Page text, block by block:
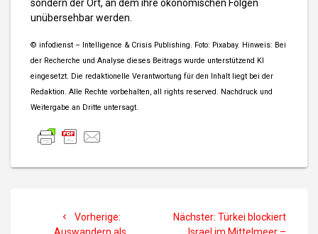
sondern der Ort, an dem ihre ökonomischen Folgen
unübersehbar werden.
© infodienst – Intelligence & Crisis Publishing. Foto: Pixabay. Hinweis: Bei
der Recherche und Analyse dieses Beitrags wurde unterstützend KI
eingesetzt. Die redaktionelle Verantwortung für den Inhalt liegt bei der
Redaktion. Alle Rechte vorbehalten, all rights reserved. Nachdruck und
Weitergabe an Dritte untersagt.
Vorherige:
Beitrag:
Nächster: Nächster
Beitrag:
Türkei blockiert